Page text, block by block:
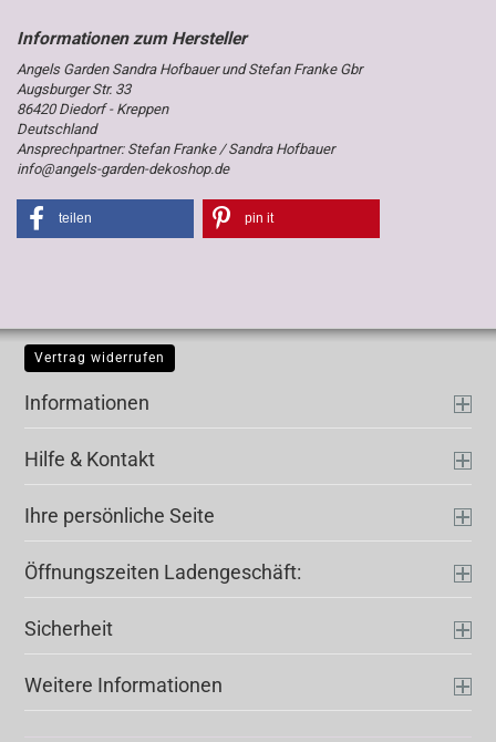
Angels Garden Sandra Hofbauer und Stefan Franke Gbr
Augsburger Str. 33
86420 Diedorf - Kreppen
Deutschland
Ansprechpartner: Stefan Franke / Sandra Hofbauer
info@angels-garden-dekoshop.de
teilen pin it
Vertrag widerrufen
Informationen
Hilfe & Kontakt
Ihre persönliche Seite
Öffnungszeiten Ladengeschäft:
Sicherheit
Weitere Informationen